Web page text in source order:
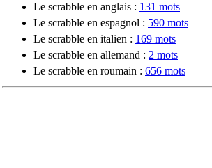
Le scrabble en anglais : 131 mots
Le scrabble en espagnol : 590 mots
Le scrabble en italien : 169 mots
Le scrabble en allemand : 2 mots
Le scrabble en roumain : 656 mots